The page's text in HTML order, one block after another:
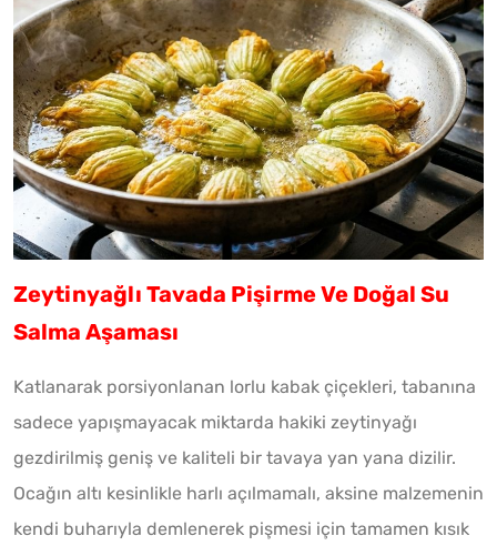
Zeytinyağlı Tavada Pişirme Ve Doğal Su
Salma Aşaması
Katlanarak porsiyonlanan lorlu kabak çiçekleri, tabanına
sadece yapışmayacak miktarda hakiki zeytinyağı
gezdirilmiş geniş ve kaliteli bir tavaya yan yana dizilir.
Ocağın altı kesinlikle harlı açılmamalı, aksine malzemenin
kendi buharıyla demlenerek pişmesi için tamamen kısık